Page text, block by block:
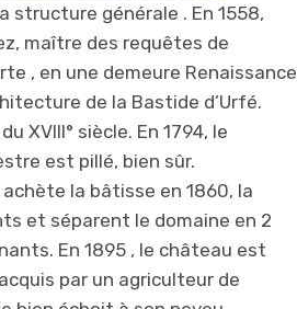
structure générale . En 1558,
maître des requêtes de
, en une demeure Renaissance
de la Bastide d’Urfé.
XVIII° siècle. En 1794, le
est pillé, bien sûr.
la bâtisse en 1860, la
et séparent le domaine en 2
En 1895 , le château est
par un agriculteur de